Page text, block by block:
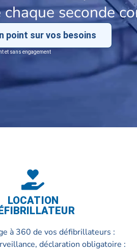
seconde
point sur vos besoins
et sans engagement
LOCATION
à 360 de vos défibrillateurs :
déclaration obligatoire :